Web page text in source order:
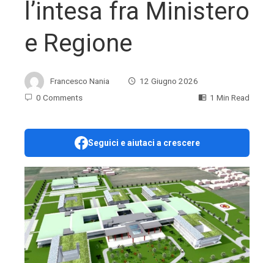
l’intesa fra Ministero
e Regione
Francesco Nania
12 Giugno 2026
0 Comments
1 Min Read
Seguici e aiutaci a crescere